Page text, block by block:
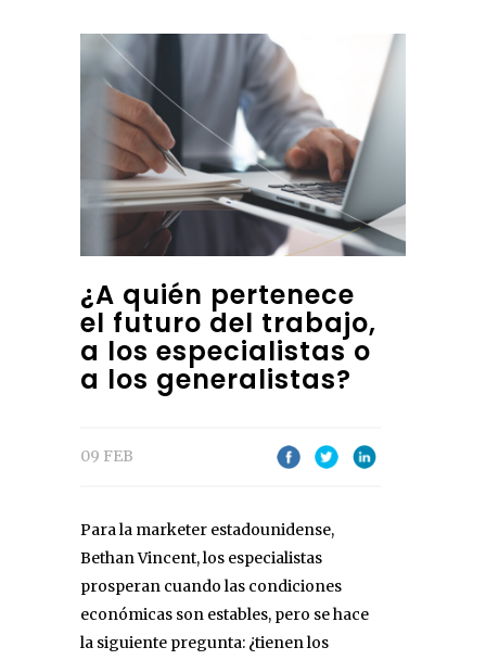
¿A quién pertenece
el futuro del trabajo,
a los especialistas o
a los generalistas?
09 FEB
Para la marketer estadounidense,
Bethan Vincent, los especialistas
prosperan cuando las condiciones
económicas son estables, pero se hace
la siguiente pregunta: ¿tienen los